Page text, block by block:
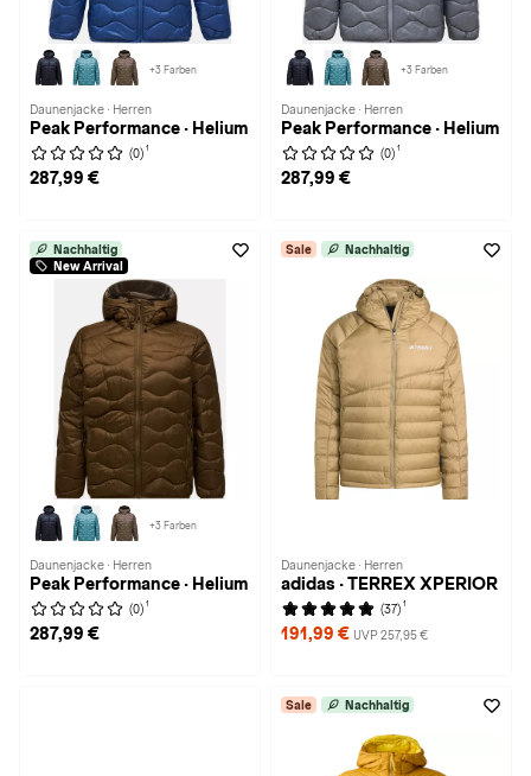
+3 Farben
Daunenjacke · Herren
Peak Performance · Helium
(0) 1
287,99 €
+3 Farben
Daunenjacke · Herren
Peak Performance · Helium
(0) 1
287,99 €
Nachhaltig
New Arrival
+3 Farben
Daunenjacke · Herren
Peak Performance · Helium
(0) 1
287,99 €
Sale Nachhaltig
Daunenjacke · Herren
adidas · TERREX XPERIOR
(37) 1
191,99 € UVP 257,95 €
Sale Nachhaltig